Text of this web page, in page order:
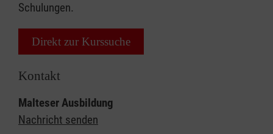
Schulungen.
Direkt zur Kurssuche
Kontakt
Malteser Ausbildung
Nachricht senden